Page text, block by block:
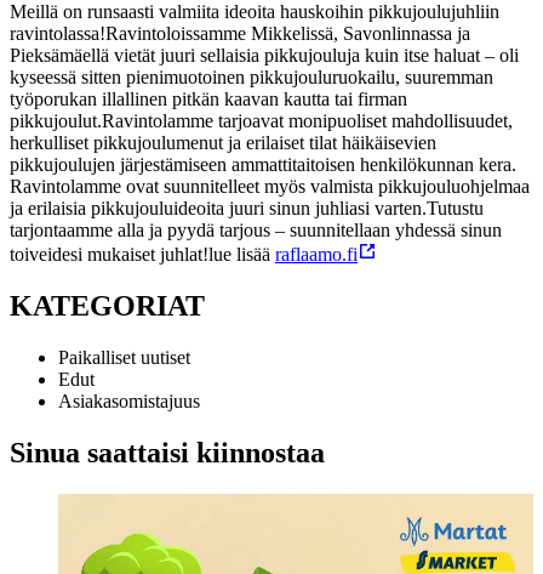
Meillä on runsaasti valmiita ideoita hauskoihin pikkujoulujuhliin
ravintolassa!Ravintoloissamme Mikkelissä, Savonlinnassa ja
Pieksämäellä vietät juuri sellaisia pikkujouluja kuin itse haluat – oli
kyseessä sitten pienimuotoinen pikkujouluruokailu, suuremman
työporukan illallinen pitkän kaavan kautta tai firman
pikkujoulut.Ravintolamme tarjoavat monipuoliset mahdollisuudet,
herkulliset pikkujoulumenut ja erilaiset tilat häikäisevien
pikkujoulujen järjestämiseen ammattitaitoisen henkilökunnan kera.
Ravintolamme ovat suunnitelleet myös valmista pikkujouluohjelmaa
ja erilaisia pikkujouluideoita juuri sinun juhliasi varten.Tutustu
tarjontaamme alla ja pyydä tarjous – suunnitellaan yhdessä sinun
toiveidesi mukaiset juhlat!lue lisää raflaamo.fi
KATEGORIAT
Paikalliset uutiset
Edut
Asiakasomistajuus
Sinua saattaisi kiinnostaa